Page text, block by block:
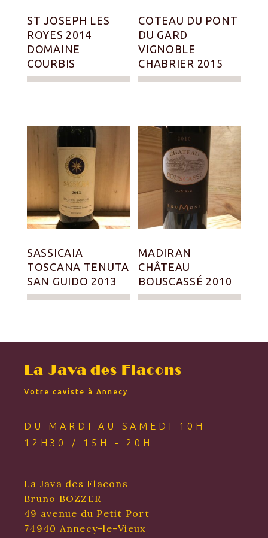
ST JOSEPH LES
ROYES 2014
DOMAINE
COURBIS
COTEAU DU PONT
DU GARD
VIGNOBLE
CHABRIER 2015
SASSICAIA
TOSCANA TENUTA
SAN GUIDO 2013
MADIRAN
CHÂTEAU
BOUSCASSÉ 2010
La Java des Flacons
Votre caviste à Annecy
DU MARDI AU SAMEDI 10H -
12H30 / 15H - 20H
La Java des Flacons
Bruno BOZZER
49 avenue du Petit Port
74940 Annecy-le-Vieux